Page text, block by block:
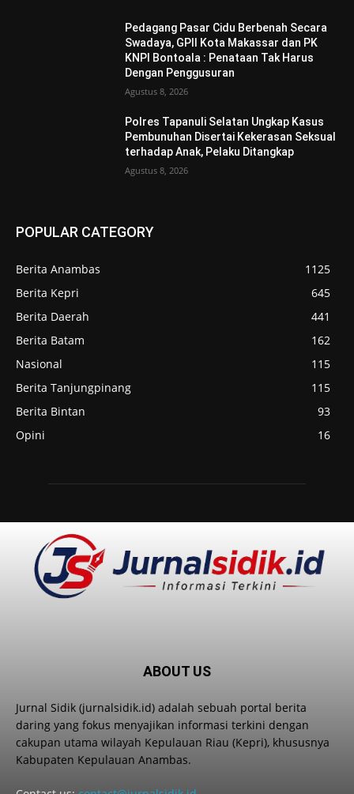
Pedagang Pasar Cidu Berbenah Secara
Swadaya, GPII Kota Makassar dan PK
KNPI Bontoala : Penataan Tak Harus
Dengan Penggusuran
Agustus 8, 2026
Polres Tapanuli Selatan Ungkap Kasus
Pembunuhan Disertai Kekerasan Seksual
terhadap Anak, Pelaku Ditangkap
Agustus 8, 2026
POPULAR CATEGORY
Berita Anambas
1125
Berita Kepri
645
Berita Daerah
441
Berita Batam
162
Nasional
115
Berita Tanjungpinang
115
Berita Bintan
93
Opini
16
ABOUT US
Jurnal Sidik (jurnalsidik.id) adalah sebuah portal berita
daring yang fokus menyajikan informasi terkini dengan
cakupan utama wilayah Kepulauan Riau (Kepri), khususnya
Kabupaten Kepulauan Anambas.